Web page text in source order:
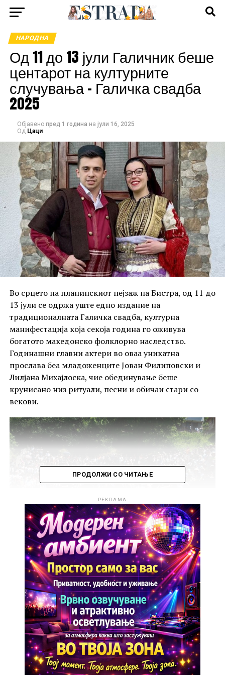
НАРОДНА
Од 11 до 13 јули Галичник беше
центарот на културните
случувања – Галичка свадба
2025
Објавено пред 1 година на јули 16, 2025
Од Цаци
Во срцето на планинскиот пејзаж на Бистра, од 11 до
13 јули се одржа уште едно издание на
традиционалната Галичка свадба, културна
манифестација која секоја година го оживува
богатото македонско фолклорно наследство.
Годинашни главни актери во оваа уникатна
прослава беа младоженците Јован Филиповски и
Лилјана Михајлоска, чие обединување беше
крунисано низ ритуали, песни и обичаи стари со
векови.
Тридневната свадба, која секогаш се одржува за
Петровден, привлече стотици посетители од земјата
и странство, љубопитни да го почувствуваат духот
на некогашната галичка свадбена традиција.
Настанот започна со пристигнувањето на сватовите,
продолжи со ритуалот на бричење на
младоженецот, носењето на невестата на коњ,
свадбените ора, како и изведбата на оригиналната
галичка носија со автентични везови и детали.
ПРОДОЛЖИ СО ЧИТАЊЕ
РЕКЛАМА